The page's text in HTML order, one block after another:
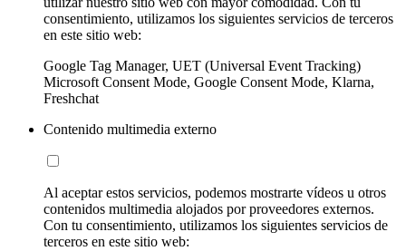
consentimiento, utilizamos los siguientes servicios de terceros
en este sitio web:
Google Tag Manager, UET (Universal Event Tracking)
Microsoft Consent Mode, Google Consent Mode, Klarna,
Freshchat
Contenido multimedia externo
Al aceptar estos servicios, podemos mostrarte vídeos u otros
contenidos multimedia alojados por proveedores externos.
Con tu consentimiento, utilizamos los siguientes servicios de
terceros en este sitio web: